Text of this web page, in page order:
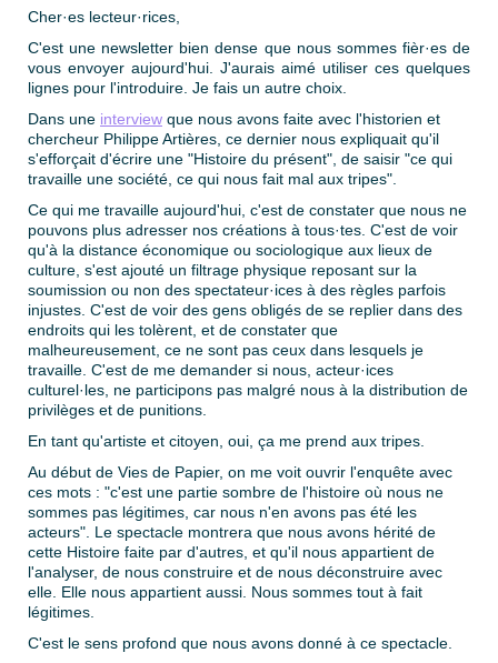
Cher·es lecteur·rices,
C'est une newsletter bien dense que nous sommes fièr·es de
vous envoyer aujourd'hui. J'aurais aimé utiliser ces quelques
lignes pour l'introduire. Je fais un autre choix.
Dans une interview que nous avons faite avec l'historien et
chercheur Philippe Artières, ce dernier nous expliquait qu'il
s'efforçait d'écrire une "Histoire du présent", de saisir "ce qui
travaille une société, ce qui nous fait mal aux tripes".
Ce qui me travaille aujourd'hui, c'est de constater que nous ne
pouvons plus adresser nos créations à tous·tes. C'est de voir
qu'à la distance économique ou sociologique aux lieux de
culture, s'est ajouté un filtrage physique reposant sur la
soumission ou non des spectateur·ices à des règles parfois
injustes. C'est de voir des gens obligés de se replier dans des
endroits qui les tolèrent, et de constater que
malheureusement, ce ne sont pas ceux dans lesquels je
travaille. C'est de me demander si nous, acteur·ices
culturel·les, ne participons pas malgré nous à la distribution de
privilèges et de punitions.
En tant qu'artiste et citoyen, oui, ça me prend aux tripes.
Au début de Vies de Papier, on me voit ouvrir l'enquête avec
ces mots : "c'est une partie sombre de l'histoire où nous ne
sommes pas légitimes, car nous n'en avons pas été les
acteurs". Le spectacle montrera que nous avons hérité de
cette Histoire faite par d'autres, et qu'il nous appartient de
l'analyser, de nous construire et de nous déconstruire avec
elle. Elle nous appartient aussi. Nous sommes tout à fait
légitimes.
C'est le sens profond que nous avons donné à ce spectacle.